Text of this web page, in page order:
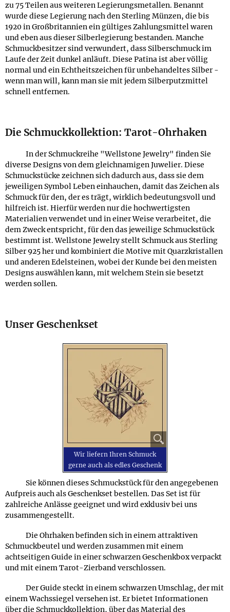
zu 75 Teilen aus weiteren Legierungsmetallen. Benannt
wurde diese Legierung nach den Sterling Münzen, die bis
1920 in Großbritannien ein gültiges Zahlungsmittel waren
und eben aus dieser Silberlegierung bestanden. Manche
Schmuckbesitzer sind verwundert, dass Silberschmuck im
Laufe der Zeit dunkel anläuft. Diese Patina ist aber völlig
normal und ein Echtheitszeichen für unbehandeltes Silber -
wenn man will, kann man sie mit jedem Silberputzmittel
schnell entfernen.
Die Schmuckkollektion: Tarot-Ohrhaken
In der Schmuckreihe "Wellstone Jewelry" finden Sie
diverse Designs von dem gleichnamigen Juwelier. Diese
Schmuckstücke zeichnen sich dadurch aus, dass sie dem
jeweiligen Symbol Leben einhauchen, damit das Zeichen als
Schmuck für den, der es trägt, wirklich bedeutungsvoll und
hilfreich ist. Hierfür werden nur die hochwertigsten
Materialien verwendet und in einer Weise verarbeitet, die
dem Zweck entspricht, für den das jeweilige Schmuckstück
bestimmt ist. Wellstone Jewelry stellt Schmuck aus Sterling
Silber 925 her und kombiniert die Motive mit Quarzkristallen
und anderen Edelsteinen, wobei der Kunde bei den meisten
Designs auswählen kann, mit welchem Stein sie besetzt
werden sollen.
Unser Geschenkset
Wir liefern Ihren Schmuck
gerne auch als edles Geschenk
Sie können dieses Schmuckstück für den angegebenen
Aufpreis auch als Geschenkset bestellen. Das Set ist für
zahlreiche Anlässe geeignet und wird exklusiv bei uns
zusammengestellt.
Die Ohrhaken befinden sich in einem attraktiven
Schmuckbeutel und werden zusammen mit einem
achtseitigen Guide in einer schwarzen Geschenkbox verpackt
und mit einem Tarot-Zierband verschlossen.
Der Guide steckt in einem schwarzen Umschlag, der mit
einem Wachssiegel versehen ist. Er bietet Informationen
über die Schmuckkollektion, über das Material des